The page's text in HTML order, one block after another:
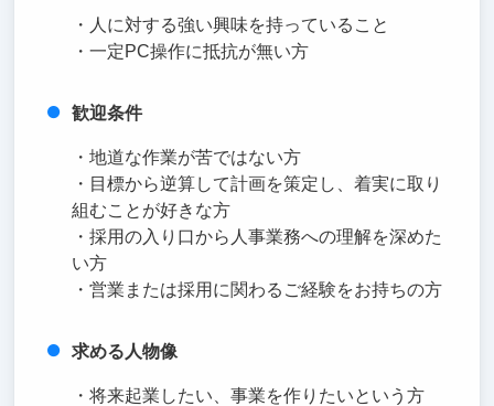
・人に対する強い興味を持っていること
・一定PC操作に抵抗が無い方
歓迎条件
・地道な作業が苦ではない方
・目標から逆算して計画を策定し、着実に取り
組むことが好きな方
・採用の入り口から人事業務への理解を深めた
い方
・営業または採用に関わるご経験をお持ちの方
求める人物像
・将来起業したい、事業を作りたいという方